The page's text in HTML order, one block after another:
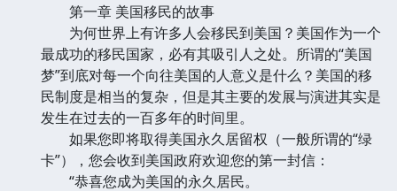
第一章 美国移民的故事
为何世界上有许多人会移民到美国？美国作为一个
最成功的移民国家，必有其吸引人之处。所谓的“美国
梦”到底对每一个向往美国的人意义是什么？美国的移
民制度是相当的复杂，但是其主要的发展与演进其实是
发生在过去的一百多年的时间里。
如果您即将取得美国永久居留权（一般所谓的“绿
卡”），您会收到美国政府欢迎您的第一封信：
“恭喜您成为美国的永久居民。